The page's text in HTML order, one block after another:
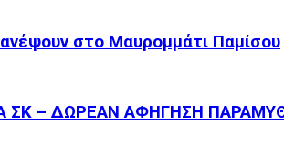
στο Μαυρομμάτι Παμίσου
ΣΚ – ΔΩΡΕΑΝ ΑΦΗΓΗΣΗ